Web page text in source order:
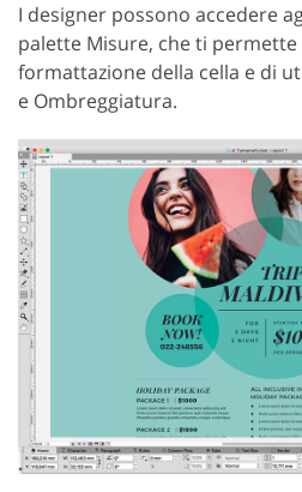
I designer possono accedere
palette Misure, che ti
formattazione della cella e di
e Ombreggiatura.